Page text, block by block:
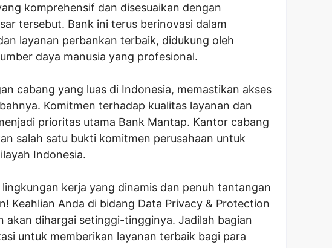
komprehensif dan disesuaikan dengan
tersebut. Bank ini terus berinovasi dalam
layanan perbankan terbaik, didukung oleh
daya manusia yang profesional.
cabang yang luas di Indonesia, memastikan akses
Komitmen terhadap kualitas layanan dan
prioritas utama Bank Mantap. Kantor cabang
salah satu bukti komitmen perusahaan untuk
Indonesia.
kerja yang dinamis dan penuh tantangan
Keahlian Anda di bidang Data Privacy & Protection
akan dihargai setinggi-tingginya. Jadilah bagian
untuk memberikan layanan terbaik bagi para